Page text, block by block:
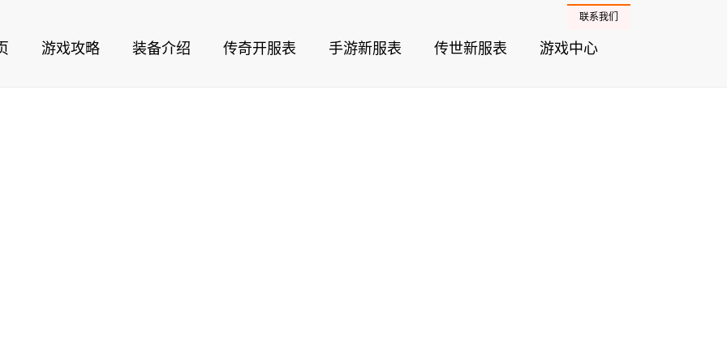
游戏攻略 装备介绍 传奇开服表 手游新服表 传世新服表 游戏中心
联系我们